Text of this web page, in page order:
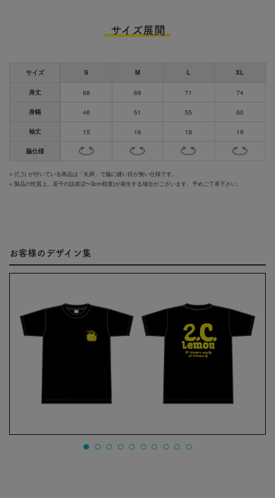
サイズ展開
サイズ S M L XL
身丈 68 69 71 74
身幅 46 51 55 60
袖丈 15 16 18 19
脇仕様
※ (
) が付いている商品は「丸胴」で脇に縫い目が無い仕様です。
※ 製品の性質上、若干の誤差(2〜3cm程度)が発生する場合がございます。予めご了承下さい。
お客様のデザイン集